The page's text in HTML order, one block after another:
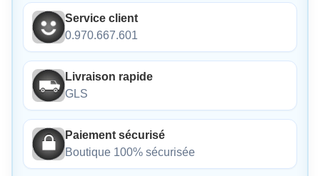
Service client
0.970.667.601
Livraison rapide
GLS
Paiement sécurisé
Boutique 100% sécurisée